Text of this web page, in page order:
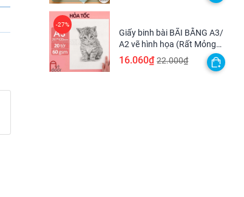
Giấy binh bài BÃI BẰNG A3/
A2 vẽ hình họa (Rất Mỏng
60gsm) vẽ nháp sau đó scan
lại - [HỎA TỐC HCM]
16.060₫ 22.000₫